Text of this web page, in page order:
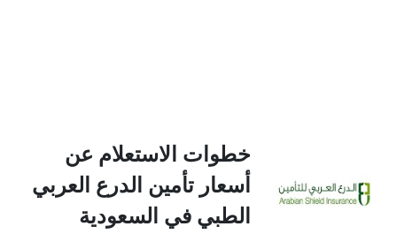
خطوات الاستعلام عن
أسعار تأمين الدرع العربي
الطبي في السعودية